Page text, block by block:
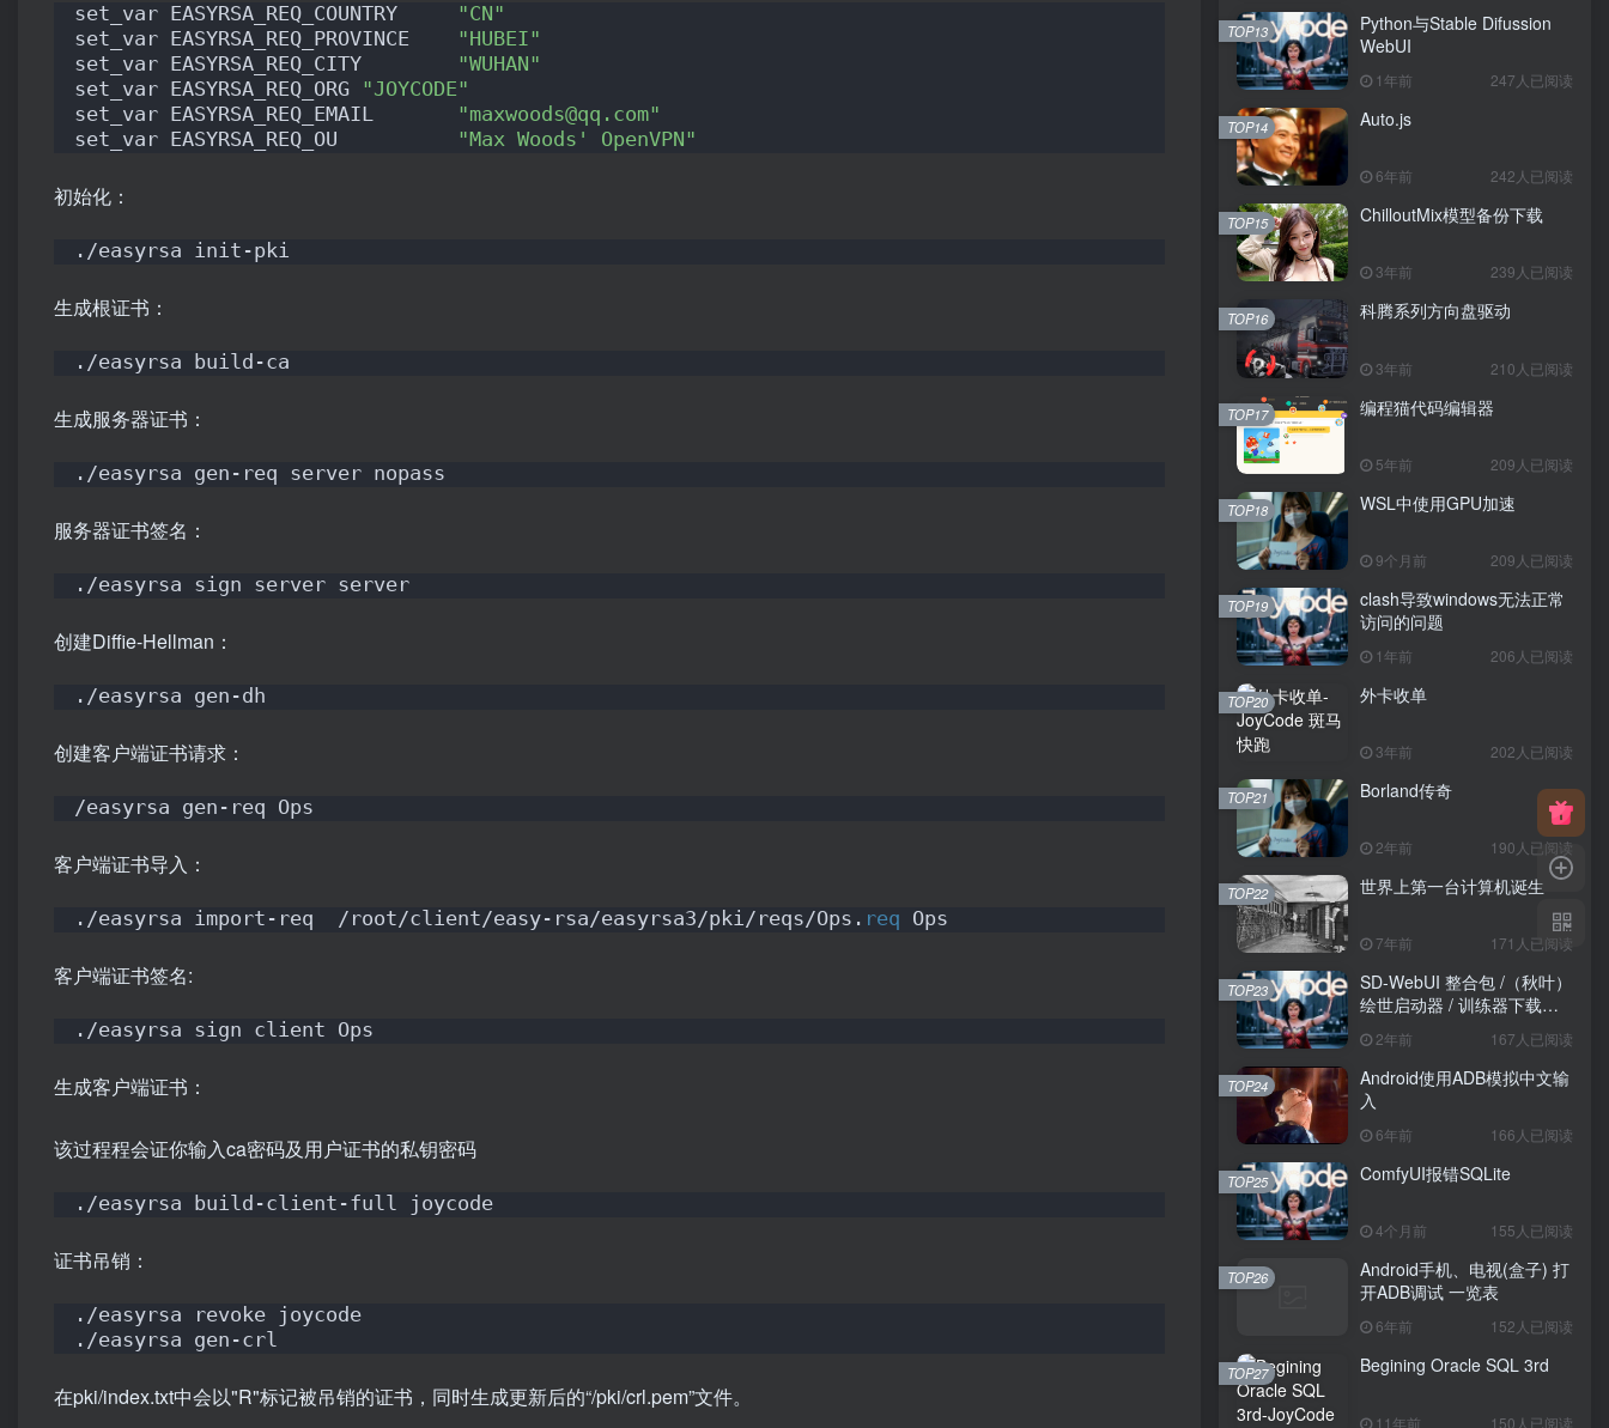
set_var EASYRSA_REQ_COUNTRY "CN"
set_var EASYRSA_REQ_PROVINCE "HUBEI"
set_var EASYRSA_REQ_CITY "WUHAN"
set_var EASYRSA_REQ_ORG "JOYCODE"
set_var EASYRSA_REQ_EMAIL "maxwoods@qq.com"
set_var EASYRSA_REQ_OU "Max Woods' OpenVPN"
初始化：
./easyrsa init-pki
生成根证书：
./easyrsa build-ca
生成服务器证书：
./easyrsa gen-req server nopass
服务器证书签名：
./easyrsa sign server server
创建Diffie-Hellman：
./easyrsa gen-dh
创建客户端证书请求：
/easyrsa gen-req Ops
客户端证书导入：
./easyrsa import-req  /root/client/easy-rsa/easyrsa3/pki/reqs/Ops. req Ops
客户端证书签名:
./easyrsa sign client Ops
生成客户端证书：
该过程程会证你输入ca密码及用户证书的私钥密码
./easyrsa build-client-full joycode
证书吊销：
./easyrsa revoke joycode
./easyrsa gen-crl
在pki/index.txt中会以"R"标记被吊销的证书，同时生成更新后的“/pki/crl.pem”文件。
Python与Stable Difussion
WebUI
1年前 247人已阅读
TOP13
Auto.js
6年前 242人已阅读
TOP14
ChilloutMix模型备份下载
3年前 239人已阅读
TOP15
科腾系列方向盘驱动
3年前 210人已阅读
TOP16
编程猫代码编辑器
5年前 209人已阅读
TOP17
WSL中使用GPU加速
9个月前 209人已阅读
TOP18
clash导致windows无法正常
访问的问题
1年前 206人已阅读
TOP19
外卡收单
3年前 202人已阅读
TOP20
Borland传奇
2年前 190人已阅读
TOP21
世界上第一台计算机诞生
7年前 171人已阅读
TOP22
SD-WebUI 整合包 /（秋叶）
绘世启动器 / 训练器下载导
2年前 167人已阅读
TOP23
Android使用ADB模拟中文输
入
6年前 166人已阅读
TOP24
ComfyUI报错SQLite
4个月前 155人已阅读
TOP25
Android手机、电视(盒子) 打
开ADB调试 一览表
6年前 152人已阅读
TOP26
Begining Oracle SQL 3rd
11年前 150人已阅读
TOP27